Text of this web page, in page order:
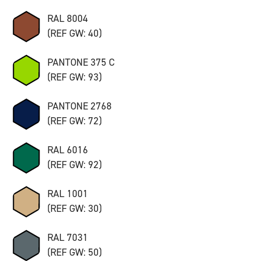
RAL 8004
(REF GW: 40)
PANTONE 375 C
(REF GW: 93)
PANTONE 2768
(REF GW: 72)
RAL 6016
(REF GW: 92)
RAL 1001
(REF GW: 30)
RAL 7031
(REF GW: 50)